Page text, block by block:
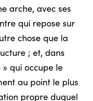
arche, avec ses
qui repose sur
chose que la
; et, dans
qui occupe le
au point le plus
propre duquel